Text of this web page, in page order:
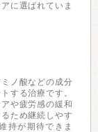
に選ばれていま
ノ酸などの成分
する治療です。
や疲労感の緩和
ため継続しやす
持が期待できま